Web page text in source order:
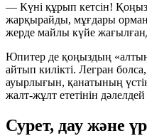
— Күні құрып кетсін!
жарқырайды, мұғдары
жерде майлы күйе
Юпитер де қоңыздың
айтып килікті. Легран
ауырлығын, қанатының
жалт-жұлт ететінін дәлелдей
Сурет, дау және